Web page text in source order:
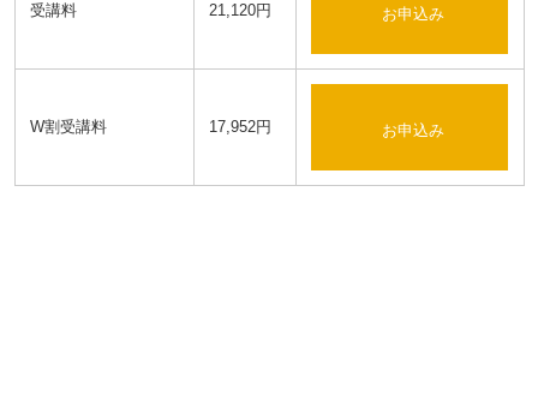
受講料 21,120円 お申込み
W割受講料 17,952円 お申込み